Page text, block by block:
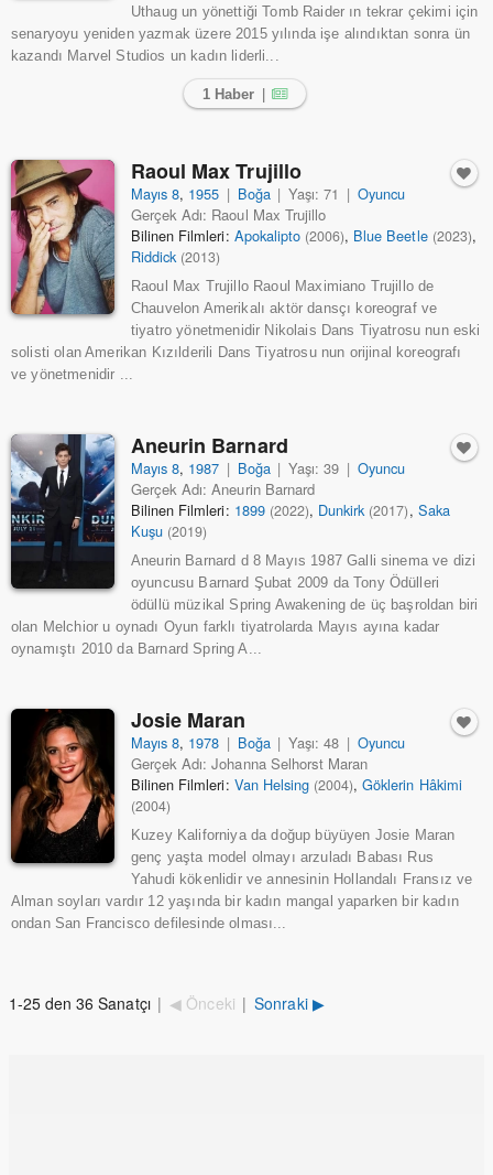
Uthaug un yönettiği Tomb Raider ın tekrar çekimi için
senaryoyu yeniden yazmak üzere 2015 yılında işe alındıktan sonra ün
kazandı Marvel Studios un kadın liderli...
1 Haber
Raoul Max Trujillo
Mayıs 8, 1955 | Boğa | Yaşı: 71 | Oyuncu
Gerçek Adı: Raoul Max Trujillo
Bilinen Filmleri: Apokalipto (2006), Blue Beetle (2023),
Riddick (2013)
Raoul Max Trujillo Raoul Maximiano Trujillo de
Chauvelon Amerikalı aktör dansçı koreograf ve
tiyatro yönetmenidir Nikolais Dans Tiyatrosu nun eski
solisti olan Amerikan Kızılderili Dans Tiyatrosu nun orijinal koreografı
ve yönetmenidir ...
Aneurin Barnard
Mayıs 8, 1987 | Boğa | Yaşı: 39 | Oyuncu
Gerçek Adı: Aneurin Barnard
Bilinen Filmleri: 1899 (2022), Dunkirk (2017), Saka
Kuşu (2019)
Aneurin Barnard d 8 Mayıs 1987 Galli sinema ve dizi
oyuncusu Barnard Şubat 2009 da Tony Ödülleri
ödüllü müzikal Spring Awakening de üç başroldan biri
olan Melchior u oynadı Oyun farklı tiyatrolarda Mayıs ayına kadar
oynamıştı 2010 da Barnard Spring A...
Josie Maran
Mayıs 8, 1978 | Boğa | Yaşı: 48 | Oyuncu
Gerçek Adı: Johanna Selhorst Maran
Bilinen Filmleri: Van Helsing (2004),Göklerin Hâkimi
(2004)
Kuzey Kaliforniya da doğup büyüyen Josie Maran
genç yaşta model olmayı arzuladı Babası Rus
Yahudi kökenlidir ve annesinin Hollandalı Fransız ve
Alman soyları vardır 12 yaşında bir kadın mangal yaparken bir kadın
ondan San Francisco defilesinde olması...
1-25 den 36 Sanatçı | ◀ Önceki | Sonraki ▶